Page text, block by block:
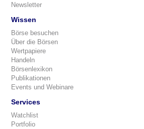
Newsletter
Wissen
Börse besuchen
Über die Börsen
Wertpapiere
Handeln
Börsenlexikon
Publikationen
Events und Webinare
Services
Watchlist
Portfolio